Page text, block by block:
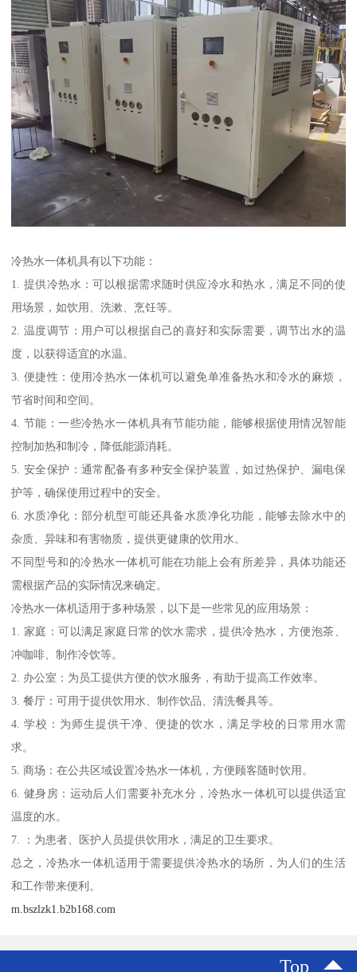
冷热水一体机具有以下功能：
1. 提供冷热水：可以根据需求随时供应冷水和热水，满足不同的使
用场景，如饮用、洗漱、烹饪等。
2. 温度调节：用户可以根据自己的喜好和实际需要，调节出水的温
度，以获得适宜的水温。
3. 便捷性：使用冷热水一体机可以避免单准备热水和冷水的麻烦，
节省时间和空间。
4. 节能：一些冷热水一体机具有节能功能，能够根据使用情况智能
控制加热和制冷，降低能源消耗。
5. 安全保护：通常配备有多种安全保护装置，如过热保护、漏电保
护等，确保使用过程中的安全。
6. 水质净化：部分机型可能还具备水质净化功能，能够去除水中的
杂质、异味和有害物质，提供更健康的饮用水。
不同型号和的冷热水一体机可能在功能上会有所差异，具体功能还
需根据产品的实际情况来确定。
冷热水一体机适用于多种场景，以下是一些常见的应用场景：
1. 家庭：可以满足家庭日常的饮水需求，提供冷热水，方便泡茶、
冲咖啡、制作冷饮等。
2. 办公室：为员工提供方便的饮水服务，有助于提高工作效率。
3. 餐厅：可用于提供饮用水、制作饮品、清洗餐具等。
4. 学校：为师生提供干净、便捷的饮水，满足学校的日常用水需
求。
5. 商场：在公共区域设置冷热水一体机，方便顾客随时饮用。
6. 健身房：运动后人们需要补充水分，冷热水一体机可以提供适宜
温度的水。
7. ：为患者、医护人员提供饮用水，满足的卫生要求。
总之，冷热水一体机适用于需要提供冷热水的场所，为人们的生活
和工作带来便利。
m.bszlzk1.b2b168.com
Top